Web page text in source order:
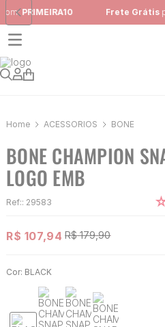
Frete Grátis para região Sudeste
ACESSÓRIOS BONÉ
BONE CHAMPION
LOGO EMB
Ref:: 29583
R$ 107,94 R$ 179,90
Cor: BLACK